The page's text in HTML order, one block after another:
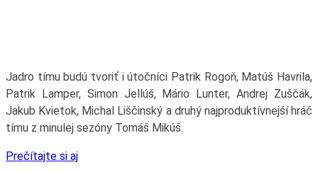
Jadro tímu budú tvoriť i útočníci Patrik Rogoň, Matúš Havrila,
Patrik Lamper, Simon Jellúš, Mário Lunter, Andrej Zuščák,
Jakub Kvietok, Michal Liščinský a druhý najproduktívnejší hráč
tímu z minulej sezóny Tomáš Mikúš.
Prečítajte si aj